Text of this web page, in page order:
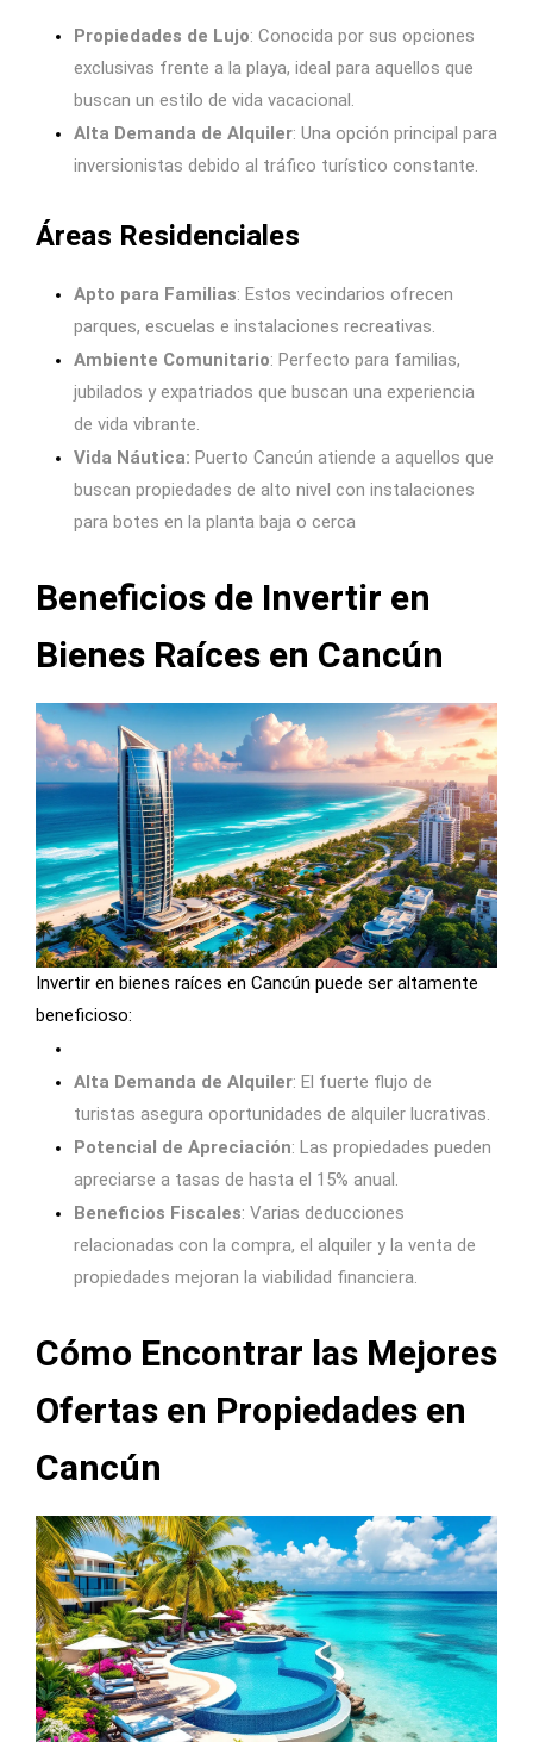
Propiedades de Lujo: Conocida por sus opciones
exclusivas frente a la playa, ideal para aquellos que
buscan un estilo de vida vacacional.
Alta Demanda de Alquiler: Una opción principal para
inversionistas debido al tráfico turístico constante.
Áreas Residenciales
Apto para Familias: Estos vecindarios ofrecen
parques, escuelas e instalaciones recreativas.
Ambiente Comunitario: Perfecto para familias,
jubilados y expatriados que buscan una experiencia
de vida vibrante.
Vida Náutica: Puerto Cancún atiende a aquellos que
buscan propiedades de alto nivel con instalaciones
para botes en la planta baja o cerca
Beneficios de Invertir en
Bienes Raíces en Cancún
Invertir en bienes raíces en Cancún puede ser altamente
beneficioso:
Alta Demanda de Alquiler: El fuerte flujo de
turistas asegura oportunidades de alquiler lucrativas.
Potencial de Apreciación: Las propiedades pueden
apreciarse a tasas de hasta el 15% anual.
Beneficios Fiscales: Varias deducciones
relacionadas con la compra, el alquiler y la venta de
propiedades mejoran la viabilidad financiera.
Cómo Encontrar las Mejores
Ofertas en Propiedades en
Cancún